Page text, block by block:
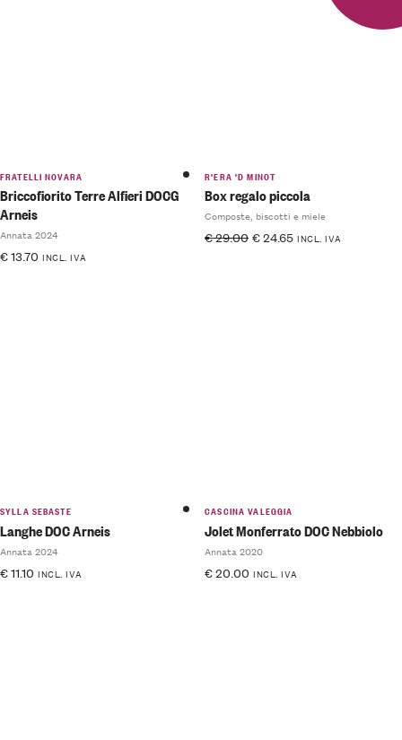
FRATELLI NOVARA
Briccofiorito Terre Alfieri DOCG
Arneis
Annata 2024
€13.70 INCL. IVA
R'ERA 'D MINOT
Box regalo piccola
Composte, biscotti e miele
€29.00 €24.65 INCL. IVA
SYLLA SEBASTE
Langhe DOC Arneis
Annata 2024
€11.10 INCL. IVA
CASCINA VALEGGIA
Jolet Monferrato DOC Nebbiolo
Annata 2020
€20.00 INCL. IVA